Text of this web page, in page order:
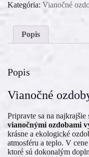
-Kategória: Vianočné
Popis
Popis
Vianočné
Pripravte sa na
vianočnými ozdobami
krásne a ekologické
atmosféru a teplo. V
ktoré sú dokonalým